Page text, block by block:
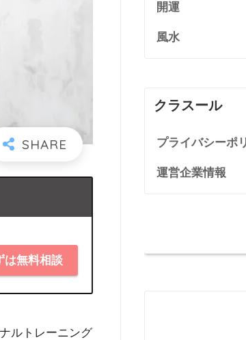
は無料相談
ルトレーニング
開運
風水
クラスール
プライバシーポ
運営企業情報